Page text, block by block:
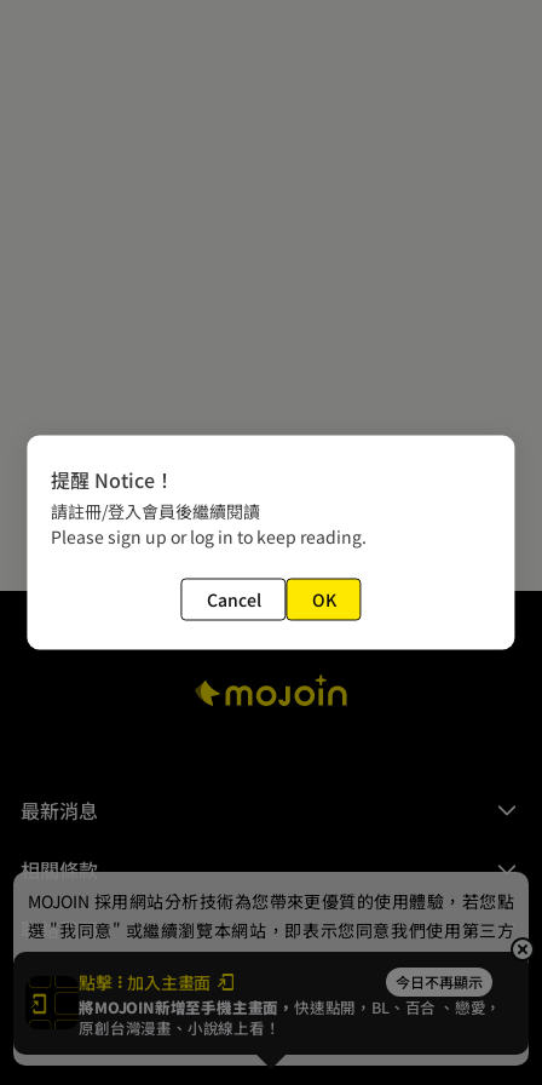
最新消息
相關條款
聯絡我們
© 2024 gamania Digital Entertainment Co., Ltd.
點擊 加入主畫面 今日不再顯示
將MOJOIN新增至手機主畫面，快速點開，BL、 百合 、戀愛，
原創台灣漫畫、小說線上看！
MOJOIN 採用網站分析技術為您帶來更優質的使用體驗，若您點
選 "我同意" 或繼續瀏覽本網站，即表示您同意我們使用第三方
Cookie，欲瞭解更多資訊請見隱私權政策。
我同意
提醒 Notice！
請註冊/登入會員後繼續閱讀
Please sign up or log in to keep reading.
Cancel OK